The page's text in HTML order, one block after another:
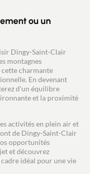
ou un
Dingy-Saint-Clair
montagnes
cette charmante
En devenant
d'un équilibre
et la proximité
activités en plein air et
de Dingy-Saint-Clair
opportunités
et découvrez
idéal pour une vie